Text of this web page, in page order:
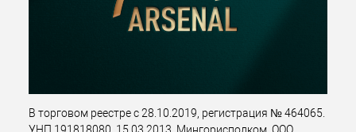
В торговом реестре с 28.10.2019, регистрация № 464065.